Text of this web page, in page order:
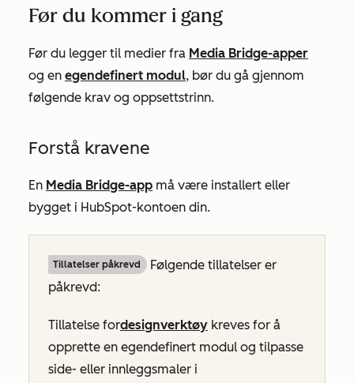
Før du kommer i gang
Før du legger til medier fra Media Bridge-apper
og en egendefinert modul, bør du gå gjennom
følgende krav og oppsettstrinn.
Forstå kravene
En Media Bridge-app må være installert eller
bygget i HubSpot-kontoen din.
Tillatelser påkrevd
Følgende tillatelser er
påkrevd:
Tillatelse fordesignverktøy kreves for å
opprette en egendefinert modul og tilpasse
side- eller innleggsmaler i